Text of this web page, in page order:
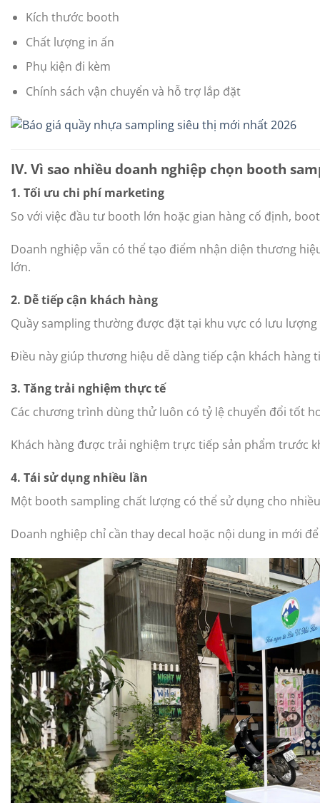
Kích thước booth
Chất lượng in ấn
Phụ kiện đi kèm
Chính sách vận chuyển và hỗ trợ lắp đặt
IV. Vì sao nhiều doanh nghiệp chọn booth
1. Tối ưu chi phí marketing
So với việc đầu tư booth lớn hoặc gian hàng cố định,
Doanh nghiệp vẫn có thể tạo điểm nhận diện thương
lớn.
2. Dễ tiếp cận khách hàng
Quầy sampling thường được đặt tại khu vực có lưu
Điều này giúp thương hiệu dễ dàng tiếp cận khách hàng
3. Tăng trải nghiệm thực tế
Các chương trình dùng thử luôn có tỷ lệ chuyển đổi tốt
Khách hàng được trải nghiệm trực tiếp sản phẩm trước
4. Tái sử dụng nhiều lần
Một booth sampling chất lượng có thể sử dụng cho
Doanh nghiệp chỉ cần thay decal hoặc nội dung in mới